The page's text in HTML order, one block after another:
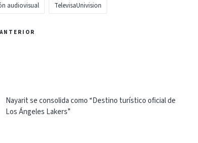
audiovisual TelevisaUnivision
Nayarit se consolida como “Destino turístico oficial de
Los Ángeles Lakers”